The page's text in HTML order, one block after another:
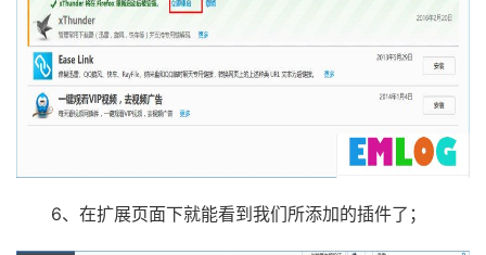
6、在扩展页面下就能看到我们所添加的插件了；